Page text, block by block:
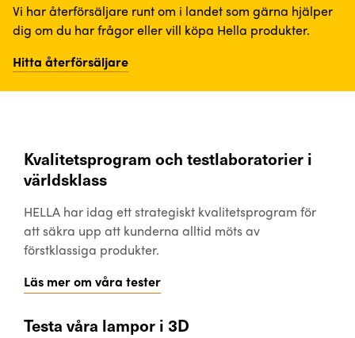
Vi har återförsäljare runt om i landet som gärna hjälper
dig om du har frågor eller vill köpa Hella produkter.
Hitta återförsäljare
Kvalitetsprogram och testlaboratorier i
världsklass
HELLA har idag ett strategiskt kvalitetsprogram för
att säkra upp att kunderna alltid möts av
förstklassiga produkter.
Läs mer om våra tester
Testa våra lampor i 3D